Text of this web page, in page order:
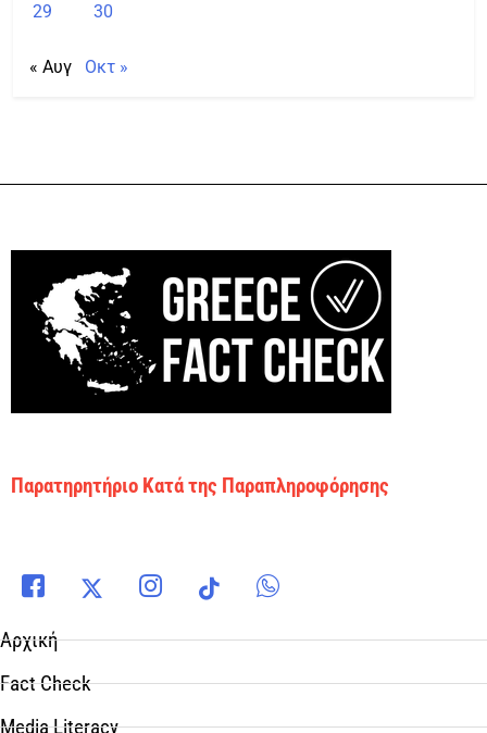
29
30
« Αυγ Οκτ »
Παρατηρητήριο Κατά της Παραπληροφόρησης
Αρχική
Fact Check
Media Literacy